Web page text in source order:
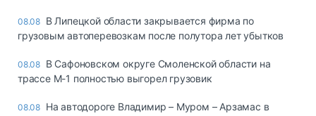
08.08 В Липецкой области закрывается фирма по
грузовым автоперевозкам после полутора лет убытков
08.08 В Сафоновском округе Смоленской области на
трассе М-1 полностью выгорел грузовик
08.08 На автодороге Владимир – Муром – Арзамас в